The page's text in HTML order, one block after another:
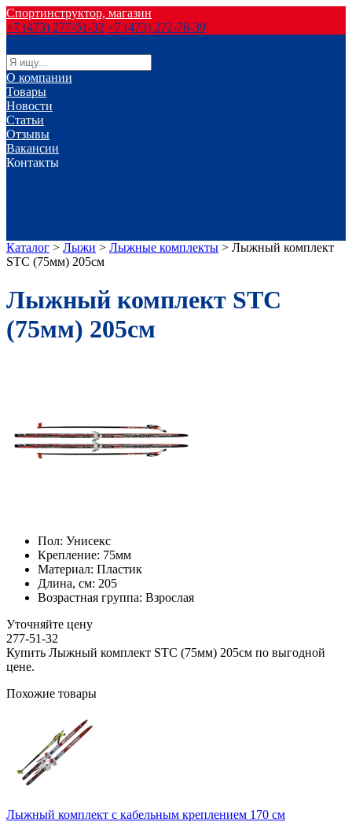
Спортинструктор, магазин
+7 (473) 277-51-32 +7 (473) 272-78-39
О компании
Товары
Новости
Статьи
Отзывы
Вакансии
Контакты
Каталог > Лыжи > Лыжные комплекты > Лыжный комплект
STC (75мм) 205см
Лыжный комплект STC
(75мм) 205см
Пол: Унисекс
Крепление: 75мм
Материал: Пластик
Длина, см: 205
Возрастная группа: Взрослая
Уточняйте цену
277-51-32
Купить Лыжный комплект STC (75мм) 205см по выгодной
цене.
Похожие товары
Лыжный комплект с кабельным креплением 170 см